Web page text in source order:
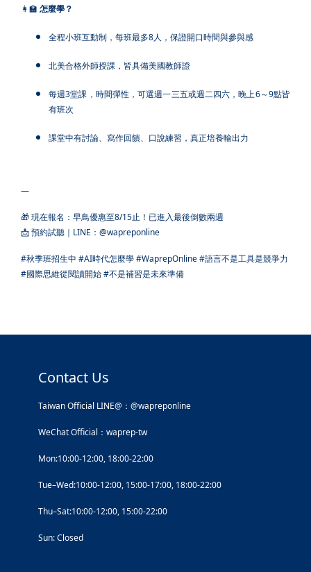
👩‍🏫 怎麼學？
全程小班互動制，每班最多8人，保證開口時間與參與感
北美合格外師授課，皆具備美國教師證
每週3堂課，時間彈性，可選週一三五或週二四六，晚上6～9點皆
有班次
課堂中有討論、寫作回饋、口說練習，真正培養輸出力
—
🎁 現在報名：早鳥優惠至8/15止！已進入最後倒數兩週
📩 預約試聽｜LINE：@wapreponline
#秋季班招生中 #AI時代怎麼學 #WaprepOnline #語言不是工具是競爭力
#國際思維從閱讀開始 #不是補習是未來準備
Contact Us
Taiwan Official LINE@：@wapreponline
WeChat Official：waprep-tw
Mon:10:00-12:00, 18:00-22:00
Tue–Wed:10:00-12:00, 15:00-17:00, 18:00-22:00
Thu–Sat:10:00-12:00, 15:00-22:00
Sun: Closed